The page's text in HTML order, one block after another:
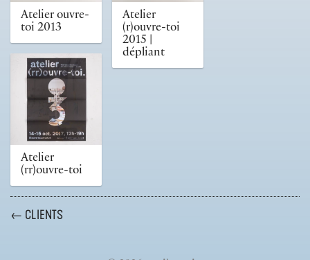
Atelier ouvre-
toi 2013
Atelier
(r)ouvre-toi
2015 |
dépliant
Atelier
(rr)ouvre-toi
← CLIENTS